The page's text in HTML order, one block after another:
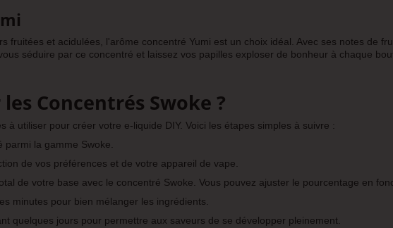
fruitées et acidulées, l'arôme concentré Yumi est un choix idéal. Avec ses notes de
séduire par ce concentré et laissez vos papilles exploser de bonheur à chaque
Concentrés Swoke ?
à utiliser pour créer votre e-liquide DIY. Voici les étapes simples à suivre :
la gamme Swoke.
de vos préférences et de votre appareil de vape.
de votre base avec le concentré Swoke. Vous pouvez ajuster le pourcentage en
minutes pour bien mélanger les ingrédients.
quelques jours pour permettre aux saveurs de se développer pleinement.